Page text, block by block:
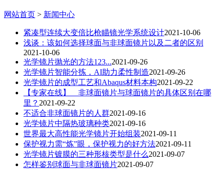
网站首页 > 新闻中心
紧凑型连续大变倍比枪瞄镜光学系统设计2021-10-06
浅谈：该如何选择球面与非球面镜片以及二者的区别
2021-10-06
光学镜片抛光的方法123...2021-09-26
光学镜片智能分拣，AI助力柔性制造2021-09-26
光学镜片的成型工艺和Abaqus材料本构2021-09-22
【专家在线】 非球面镜片与球面镜片的具体区别在哪
里？ 2021-09-22
不适合非球面镜片的人群2021-09-16
光学镜片中隔热玻璃种类2021-09-16
世界最大高性能光学镜片开始组装2021-09-11
保护视力需“炼”眼，保护视力的好方法2021-09-11
光学镜片镀膜的三种形核类型是什么2021-09-07
怎样鉴别球面与非球面镜片2021-09-07